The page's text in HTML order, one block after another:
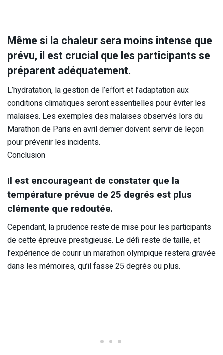
Même si la chaleur sera moins intense que
prévu, il est crucial que les participants se
préparent adéquatement.
L’hydratation, la gestion de l’effort et l’adaptation aux
conditions climatiques seront essentielles pour éviter les
malaises. Les exemples des malaises observés lors du
Marathon de Paris en avril dernier doivent servir de leçon
pour prévenir les incidents.
Conclusion
Il est encourageant de constater que la
température prévue de 25 degrés est plus
clémente que redoutée.
Cependant, la prudence reste de mise pour les participants
de cette épreuve prestigieuse. Le défi reste de taille, et
l’expérience de courir un marathon olympique restera gravée
dans les mémoires, qu’il fasse 25 degrés ou plus.